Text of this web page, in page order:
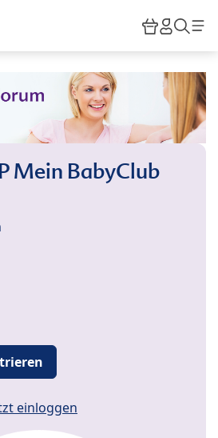
HiPP
Mein BabyClub
einloggen